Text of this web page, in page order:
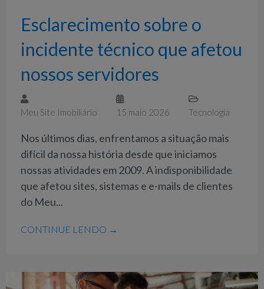
Esclarecimento sobre o
incidente técnico que afetou
nossos servidores
Meu Site Imobiliário 15 maio 2026 Tecnologia
Nos últimos dias, enfrentamos a situação mais
difícil da nossa história desde que iniciamos
nossas atividades em 2009. A indisponibilidade
que afetou sites, sistemas e e-mails de clientes
do Meu...
CONTINUE LENDO →